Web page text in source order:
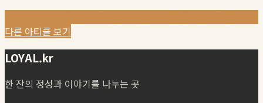
다른 아티클 보기
LOYAL.kr
한 잔의 정성과 이야기를 나누는 곳